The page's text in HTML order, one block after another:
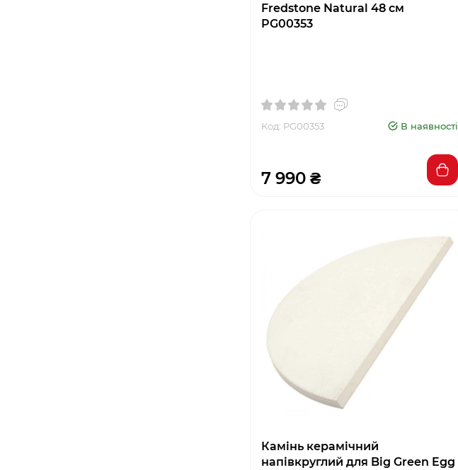
Fredstone Natural 48 см
PG00353
Код: PG00353 В наявності
7 990 ₴
Камінь керамічний
напівкруглий для Big Green Egg